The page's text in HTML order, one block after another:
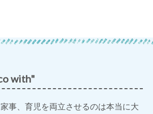
with"
事、育児を両立させるのは本当に大